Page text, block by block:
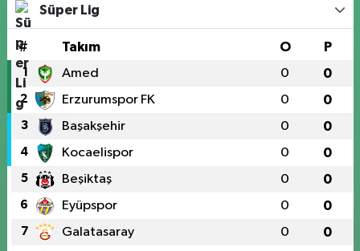
Süper Lig
# Takım O P
1 Amed 0 0
2 Erzurumspor FK 0 0
3 Başakşehir 0 0
4 Kocaelispor 0 0
5 Beşiktaş 0 0
6 Eyüpspor 0 0
7 Galatasaray 0 0